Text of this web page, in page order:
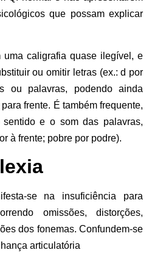
que possam explicar
caligrafia quase ilegível, e
ou omitir letras (ex.: d por
ou palavras, podendo ainda
frente. É também frequente,
e o som das palavras,
à frente; pobre por podre).
se na insuficiência para
omissões, distorções,
dos fonemas. Confundem-se
articulatória